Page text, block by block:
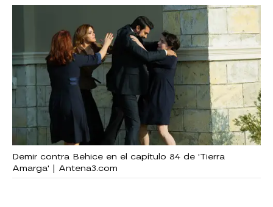
Demir contra Behice en el capítulo 84 de 'Tierra
Amarga' | Antena3.com